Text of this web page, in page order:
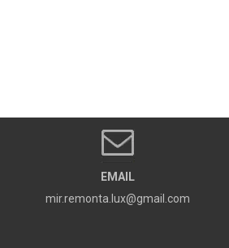
EMAIL
mir.remonta.lux@gmail.com